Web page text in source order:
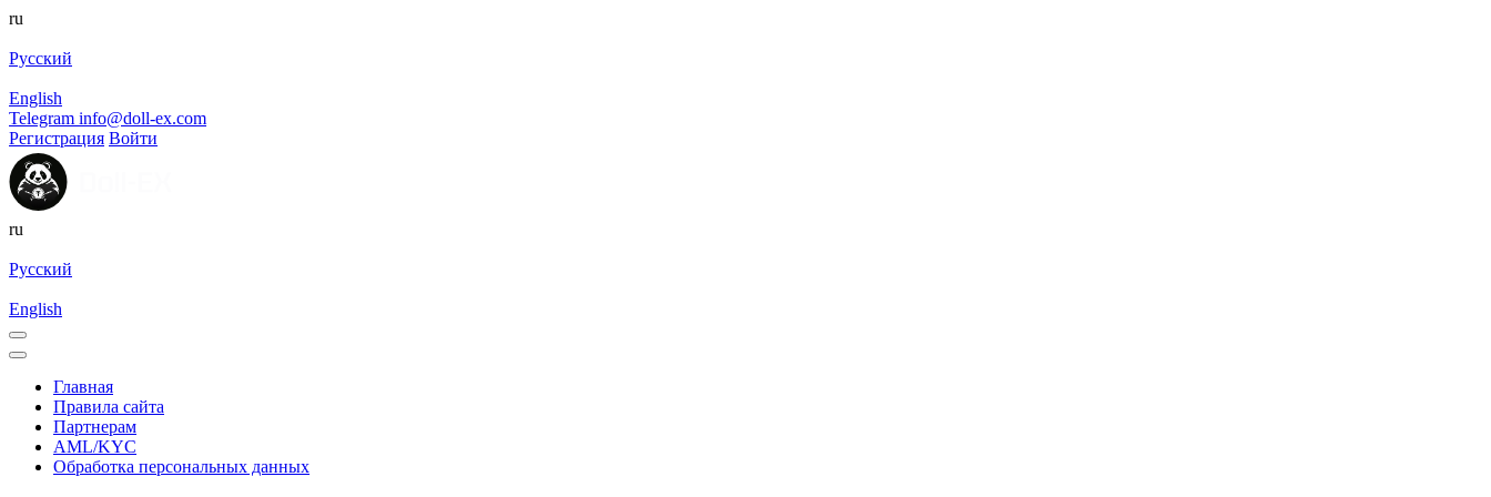
ru
Русский
English
Telegram info@doll-ex.com
Регистрация Войти
ru
Русский
English
Главная
Правила сайта
Партнерам
AML/KYC
Обработка персональных данных